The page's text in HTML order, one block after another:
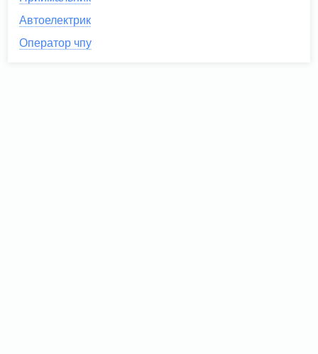
Автоелектрик
Оператор чпу